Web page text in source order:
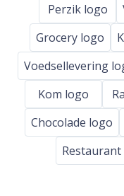
Perzik logo
Grocery logo
Voedsellevering
Kom logo
Chocolade logo